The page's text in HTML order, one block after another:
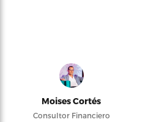
Moises Cortés
Consultor Financiero